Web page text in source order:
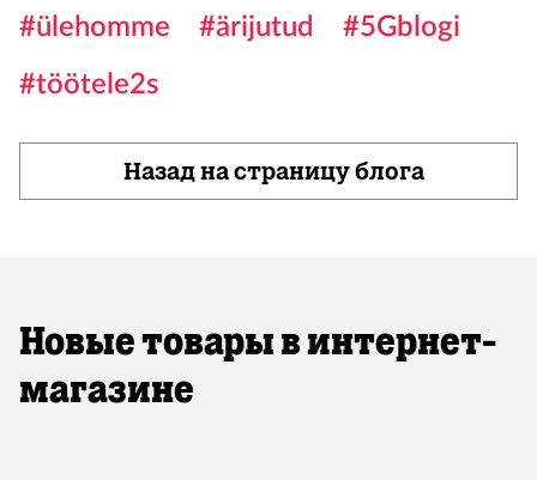
#ülehomme
#ärijutud
#5Gblogi
#töötele2s
Назад на страницу блога
Новые товары в интернет-
магазине